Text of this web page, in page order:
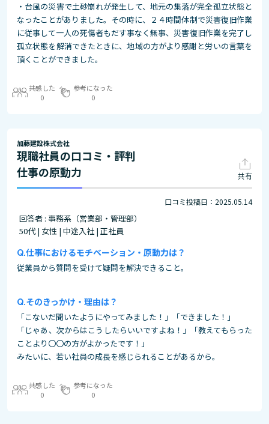
・台風の災害で土砂崩れが発生して、地元の集落が完全孤立状態と
なったことがありました。その時に、２４時間体制で災害復旧作業
に従事して一人の死傷者もだす事なく無事、災害復旧作業を完了し
孤立状態を解消できたときに、地域の方がより感謝と労いの言葉を
頂くことができました。
共感した
0
参考になった
0
加藤建設株式会社
現職社員の口コミ・評判
仕事の原動力
共有
口コミ投稿日：2025.05.14
回答者 : 事務系（営業部・管理部）
50代 | 女性 | 中途入社 | 正社員
仕事におけるモチベーション・原動力は？
従業員から質問を受けて疑問を解決できること。
そのきっかけ・理由は？
「こないだ聞いたようにやってみました！」「できました！」
「じゃあ、次からはこうしたらいいですよね！」「教えてもらった
ことより〇〇の方がよかったです！」
みたいに、若い社員の成長を感じられることがあるから。
共感した
0
参考になった
0